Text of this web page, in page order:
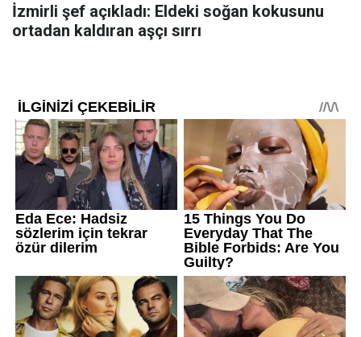
İzmirli şef açıkladı: Eldeki soğan kokusunu
ortadan kaldıran aşçı sırrı